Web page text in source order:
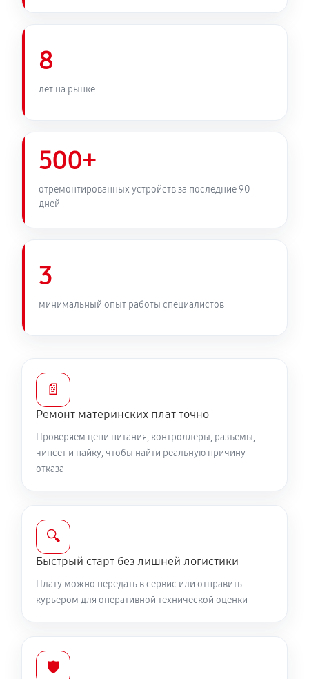
8
лет на рынке
500+
отремонтированных устройств за последние 90
дней
3
минимальный опыт работы специалистов
📄
Ремонт материнских плат точно
Проверяем цепи питания, контроллеры, разъёмы,
чипсет и пайку, чтобы найти реальную причину
отказа
🔍
Быстрый старт без лишней логистики
Плату можно передать в сервис или отправить
курьером для оперативной технической оценки
🛡️